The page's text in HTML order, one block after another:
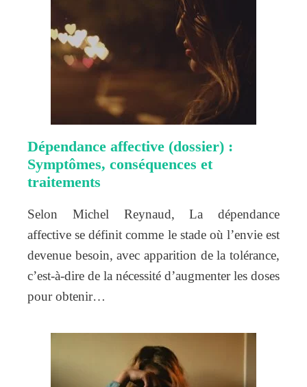
Dépendance affective (dossier) :
Symptômes, conséquences et
traitements
Selon Michel Reynaud, La dépendance
affective se définit comme le stade où l’envie est
devenue besoin, avec apparition de la tolérance,
c’est-à-dire de la nécessité d’augmenter les doses
pour obtenir…